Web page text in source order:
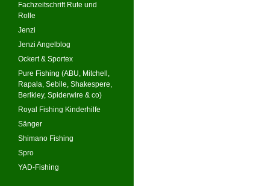
Fachzeitschrift Rute und
Rolle
Jenzi
Jenzi Angelblog
Ockert & Sportex
Pure Fishing (ABU, Mitchell,
Rapala, Sebile, Shakespere,
Berlkley, Spiderwire & co)
Royal Fishing Kinderhilfe
Sänger
Shimano Fishing
Spro
YAD-Fishing